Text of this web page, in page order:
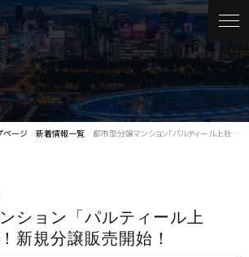
ページ 新着情報一覧 都市型分譲マンション「パルティール上社…
ション「パルティール上
新規分譲販売開始！